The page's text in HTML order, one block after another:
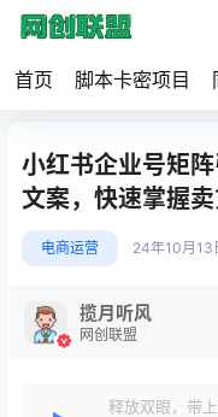
首页 脚本卡密项目
小红书企业号矩阵
文案，快速掌握
电商运营 24年10月13
揽月听风
网创联盟
释放双眼，带